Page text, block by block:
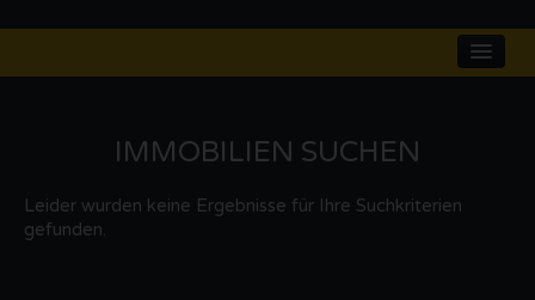
KAUFEN
MIETEN
IMMOBILIEN SUCHEN
Leider wurden keine Ergebnisse für Ihre Suchkriterien
gefunden.